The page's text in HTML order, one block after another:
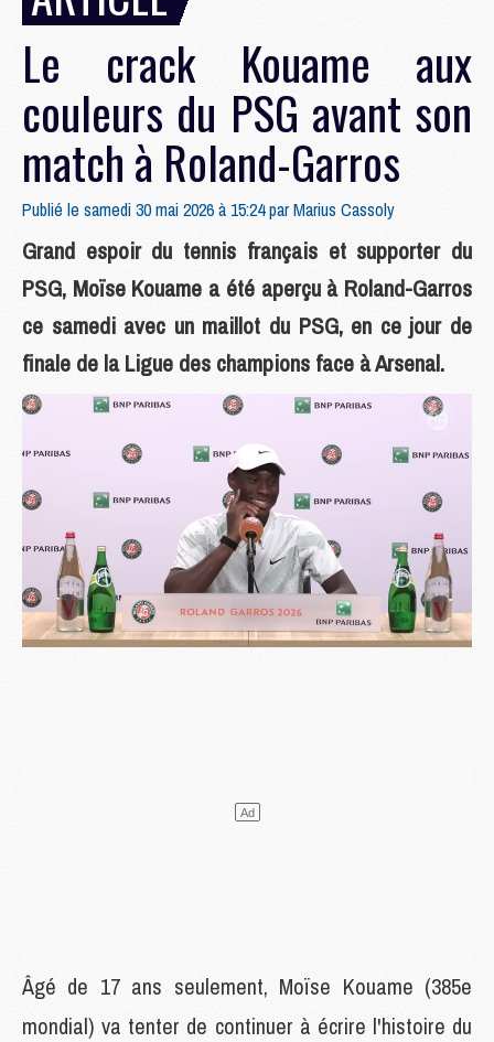
Le crack Kouame aux
couleurs du PSG avant son
match à Roland-Garros
Publié le samedi 30 mai 2026 à 15:24 parMarius Cassoly
Grand espoir du tennis français et supporter du
PSG, Moïse Kouame a été aperçu à Roland-Garros
ce samedi avec un maillot du PSG, en ce jour de
finale de la Ligue des champions face à Arsenal.
Âgé de 17 ans seulement, Moïse Kouame (385e
mondial) va tenter de continuer à écrire l'histoire du